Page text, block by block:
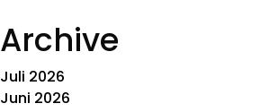
Archive
Juli 2026
Juni 2026